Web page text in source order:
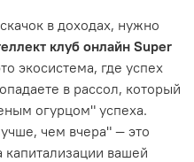
в доходах, нужно
клуб онлайн Super
экосистема, где успех
в рассол, который
огурцом" успеха.
чем вчера" — это
вашей